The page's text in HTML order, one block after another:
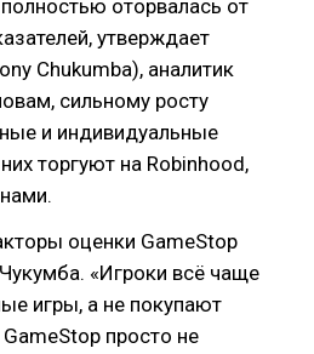
оторвалась от
утверждает
Chukumba), аналитик
сильному росту
и индивидуальные
торгуют на Robinhood,
оценки GameStop
«Игроки всё чаще
игры, а не покупают
просто не